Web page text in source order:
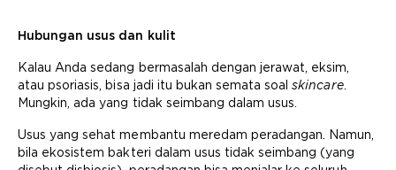
Hubungan usus dan kulit
Kalau Anda sedang bermasalah dengan jerawat, eksim,
atau psoriasis, bisa jadi itu bukan semata soalskincare.
Mungkin, ada yang tidak seimbang dalam usus.
Usus yang sehat membantu meredam peradangan. Namun,
bila ekosistem bakteri dalam usus tidak seimbang (yang